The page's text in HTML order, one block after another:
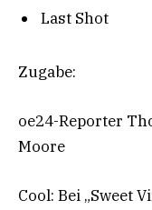
Last Shot
Zugabe:
oe24-Reporter
Moore
Cool: Bei „Sweet